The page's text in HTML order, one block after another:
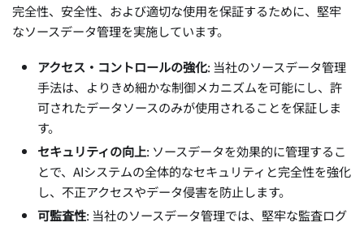
完全性、安全性、および適切な使用を保証するために、堅牢
なソースデータ管理を実施しています。
アクセス・コントロールの強化: 当社のソースデータ管理
手法は、よりきめ細かな制御メカニズムを可能にし、許
可されたデータソースのみが使用されることを保証しま
す。
セキュリティの向上: ソースデータを効果的に管理するこ
とで、AIシステムの全体的なセキュリティと完全性を強化
し、不正アクセスやデータ侵害を防止します。
可監査性: 当社のソースデータ管理では、堅牢な監査ログ